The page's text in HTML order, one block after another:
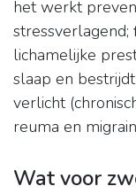
het werkt
stressverlagend;
lichamelijke
slaap en
verlicht
reuma en
Wat voor